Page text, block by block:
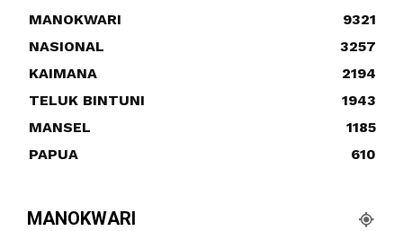
MANOKWARI
9321
NASIONAL
3257
KAIMANA
2194
TELUK BINTUNI
1943
MANSEL
1185
PAPUA
610
MANOKWARI